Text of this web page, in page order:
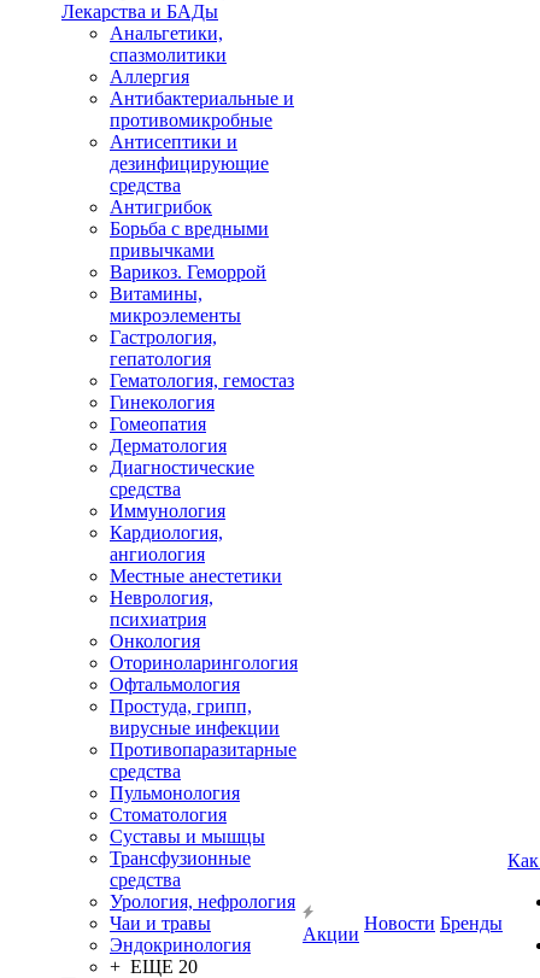
Лекарства и БАДы
Анальгетики,
спазмолитики
Аллергия
Антибактериальные и
противомикробные
Антисептики и
дезинфицирующие
средства
Антигрибок
Борьба с вредными
привычками
Варикоз. Геморрой
Витамины,
микроэлементы
Гастрология,
гепатология
Гематология, гемостаз
Гинекология
Гомеопатия
Дерматология
Диагностические
средства
Иммунология
Кардиология,
ангиология
Местные анестетики
Неврология,
психиатрия
Онкология
Оториноларингология
Офтальмология
Простуда, грипп,
вирусные инфекции
Противопаразитарные
средства
Пульмонология
Стоматология
Суставы и мышцы
Трансфузионные
средства
Урология, нефрология
Чаи и травы
Эндокринология
+ ЕЩЕ 20
Акции
Новости Бренды